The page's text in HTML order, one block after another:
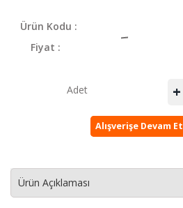
Salamura
Zeytin
Toplama
Üretim
Ürün Kodu :
Fiyat :
Adet +
Alışverişe Devam Et
Ürün Açıklaması